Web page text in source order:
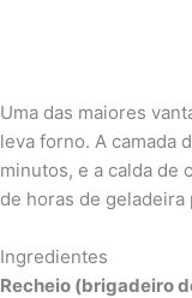
Uma das maiores
leva forno. A camada
minutos, e a calda de
de horas de
Ingredientes
Recheio (brigadeiro